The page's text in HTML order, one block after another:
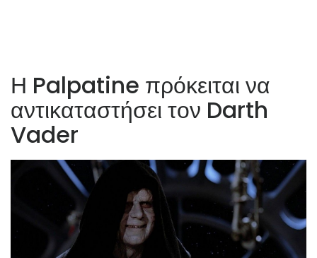
Η Palpatine πρόκειται να
αντικαταστήσει τον Darth
Vader